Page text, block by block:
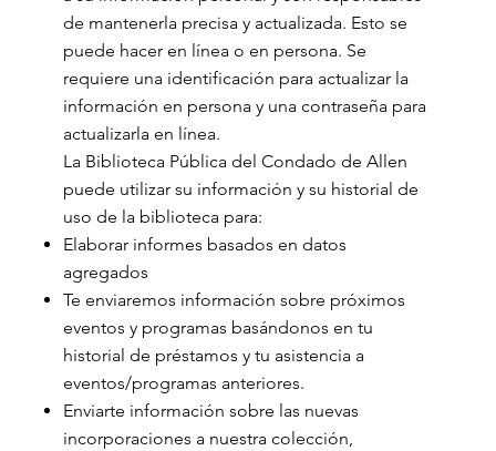
de mantenerla precisa y actualizada. Esto se
puede hacer en línea o en persona. Se
requiere una identificación para actualizar la
información en persona y una contraseña para
actualizarla en línea.
La Biblioteca Pública del Condado de Allen
puede utilizar su información y su historial de
uso de la biblioteca para:
Elaborar informes basados en datos
agregados
Te enviaremos información sobre próximos
eventos y programas basándonos en tu
historial de préstamos y tu asistencia a
eventos/programas anteriores.
Enviarte información sobre las nuevas
incorporaciones a nuestra colección,